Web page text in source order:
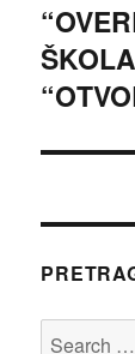
Next
post:
Search